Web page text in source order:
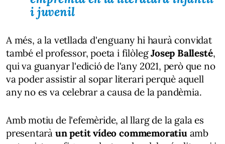
i juvenil
A més, a la vetllada d'enguany hi haurà convidat
també el professor, poeta i filòlegJosep Ballesté,
qui va guanyar l'edició de l'any 2021, però que no
va poder assistir al sopar literari perquè aquell
any no es va celebrar a causa de la pandèmia.
Amb motiu de l'efemèride, al llarg de la gala es
presentarà un petit vídeo commemoratiu amb